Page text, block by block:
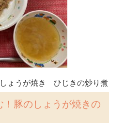
ょうが焼き ひじきの炒り煮
！豚のしょうが焼きの